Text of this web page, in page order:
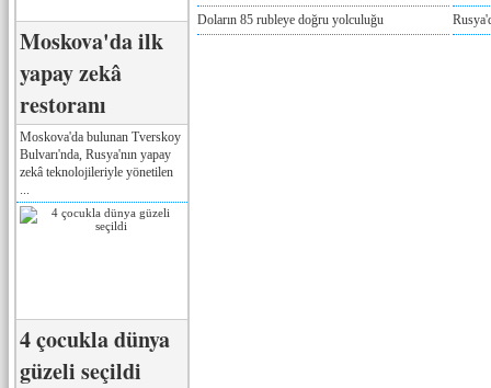
Moskova'da ilk
yapay zekâ
restoranı
Moskova'da bulunan Tverskoy
Bulvarı'nda, Rusya'nın yapay
zekâ teknolojileriyle yönetilen
4 çocukla dünya
güzeli seçildi
Doların 85 rubleye doğru yolculuğu